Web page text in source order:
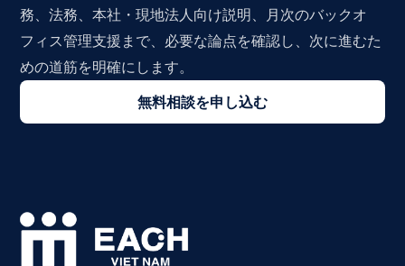
務、法務、本社・現地法人向け説明、月次のバックオ
フィス管理支援まで、必要な論点を確認し、次に進むた
めの道筋を明確にします。
無料相談を申し込む